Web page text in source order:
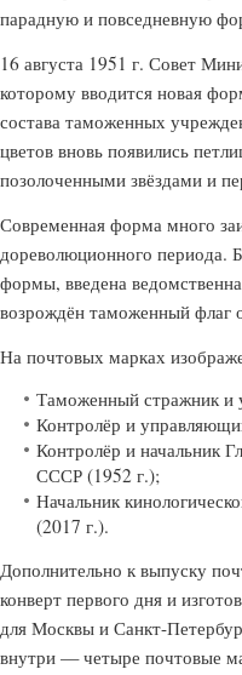
парадную и повседневную
16 августа 1951 г. Совет
которому вводится новая
состава таможенных
цветов вновь появились
позолоченными звёздами и
Современная форма много
дореволюционного периода.
формы, введена
возрождён таможенный флаг
На почтовых марках
Таможенный стражник и
Контролёр и
Контролёр и начальник
СССР (1952 г.);
Начальник
(2017 г.).
Дополнительно к выпуску
конверт первого дня и
для Москвы и Санкт-
внутри — четыре почтовые